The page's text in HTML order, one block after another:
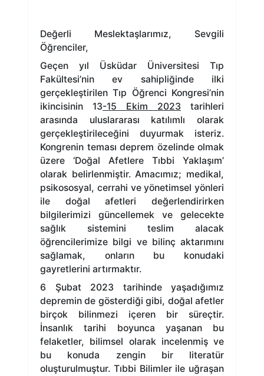
Değerli Meslektaşlarımız, Sevgili
Öğrenciler,
Geçen yıl Üsküdar Üniversitesi Tıp
Fakültesi’nin ev sahipliğinde ilki
gerçekleştirilen Tıp Öğrenci Kongresi’nin
ikincisinin 13-15 Ekim 2023 tarihleri
arasında uluslararası katılımlı olarak
gerçekleştirileceğini duyurmak isteriz.
Kongrenin teması deprem özelinde olmak
üzere ‘Doğal Afetlere Tıbbi Yaklaşım’
olarak belirlenmiştir. Amacımız; medikal,
psikososyal, cerrahi ve yönetimsel yönleri
ile doğal afetleri değerlendirirken
bilgilerimizi güncellemek ve gelecekte
sağlık sistemini teslim alacak
öğrencilerimize bilgi ve bilinç aktarımını
sağlamak, onların bu konudaki
gayretlerini artırmaktır.
6 Şubat 2023 tarihinde yaşadığımız
depremin de gösterdiği gibi, doğal afetler
birçok bilinmezi içeren bir süreçtir.
İnsanlık tarihi boyunca yaşanan bu
felaketler, bilimsel olarak incelenmiş ve
bu konuda zengin bir literatür
oluşturulmuştur. Tıbbi Bilimler ile uğraşan